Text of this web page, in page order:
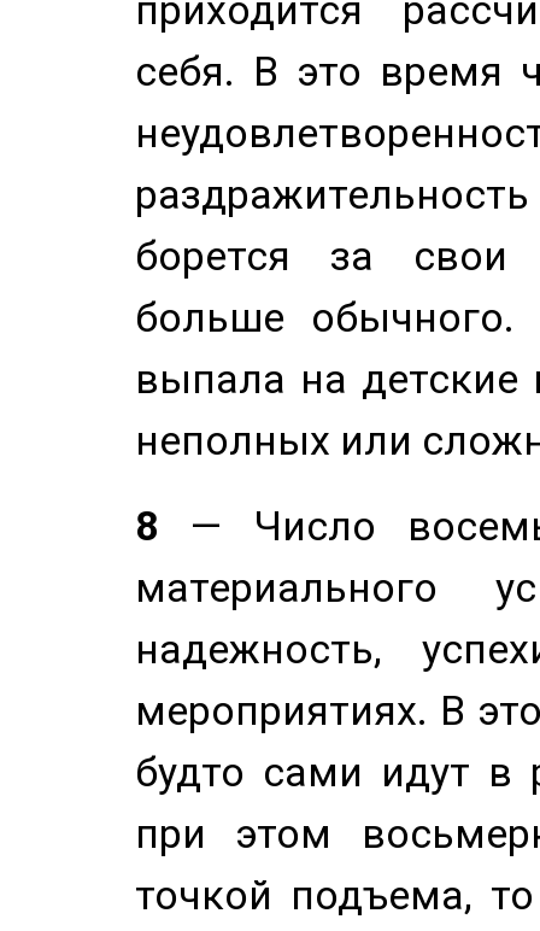
себя. В это время
борется за свои
больше
выпала на детские
неполных или
8 — Число
материального
надежность,
мероприятиях. В
будто сами идут в
при этом
точкой подъема,